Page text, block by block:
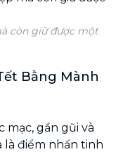
còn giữ được một
Bằng Mành
mạc, gần gũi và
điểm nhấn tinh